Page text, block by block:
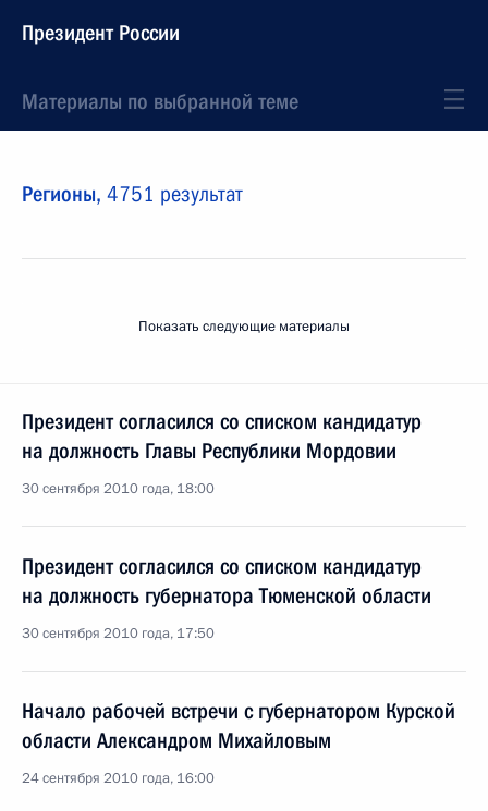
Президент России
Материалы по выбранной теме
Регионы, 4751 результат
Показать следующие материалы
Президент согласился со списком кандидатур
на должность Главы Республики Мордовии
30 сентября 2010 года, 18:00
Президент согласился со списком кандидатур
на должность губернатора Тюменской области
30 сентября 2010 года, 17:50
Начало рабочей встречи с губернатором Курской
области Александром Михайловым
24 сентября 2010 года, 16:00